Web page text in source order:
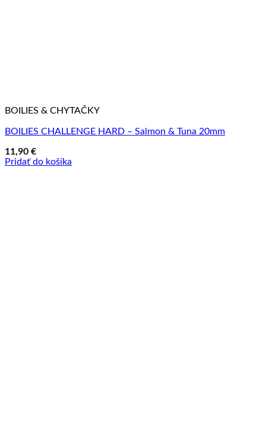
BOILIES & CHYTAČKY
BOILIES CHALLENGE HARD – Salmon & Tuna 20mm
11,90 €
Pridať do košíka